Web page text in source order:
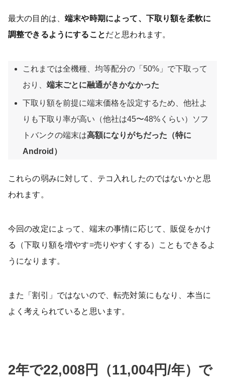
最大の目的は、端末や時期によって、下取り額を柔軟に
調整できるようにすることだと思われます。
これまでは全機種、均等配分の「50%」で下取って
おり、端末ごとに融通がきかなかった
下取り額を前提に端末価格を設定するため、他社よ
りも下取り率が高い（他社は45〜48%くらい）ソフ
トバンクの端末は高額になりがちだった（特に
Android）
これらの弱みに対して、テコ入れしたのではないかと思
われます。
今回の改定によって、端末の事情に応じて、販促をかけ
る（下取り額を増やす=売りやすくする）こともできるよ
うになります。
また「割引」ではないので、転売対策にもなり、本当に
よく考えられていると思います。
2年で22,008円（11,004円/年）で